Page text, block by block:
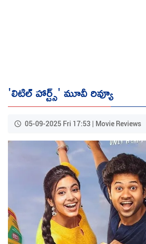
'లిటిల్‌ హార్ట్స్‌' మూవీ రివ్యూ
05-09-2025 Fri 17:53 | Movie Reviews